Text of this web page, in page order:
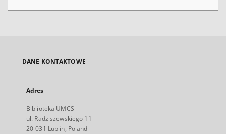
DANE KONTAKTOWE
Adres
Biblioteka UMCS
ul. Radziszewskiego 11
20-031 Lublin, Poland